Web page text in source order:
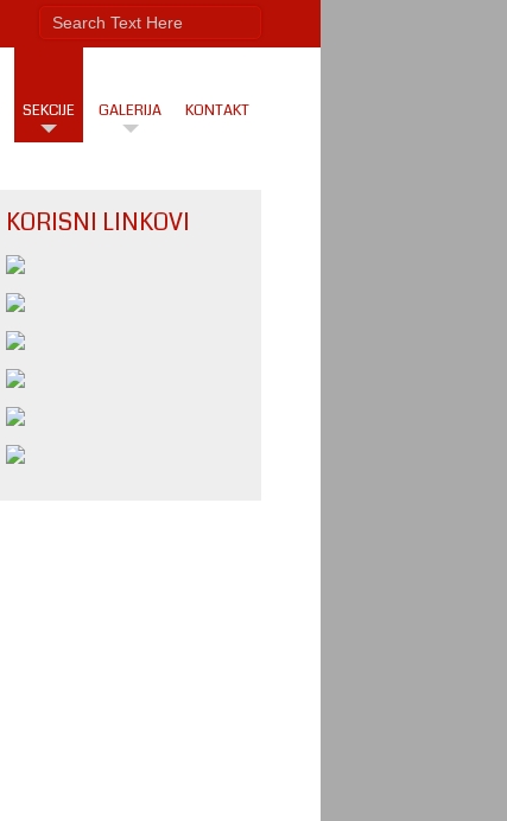
SEKCIJE GALERIJA KONTAKT
KORISNI LINKOVI